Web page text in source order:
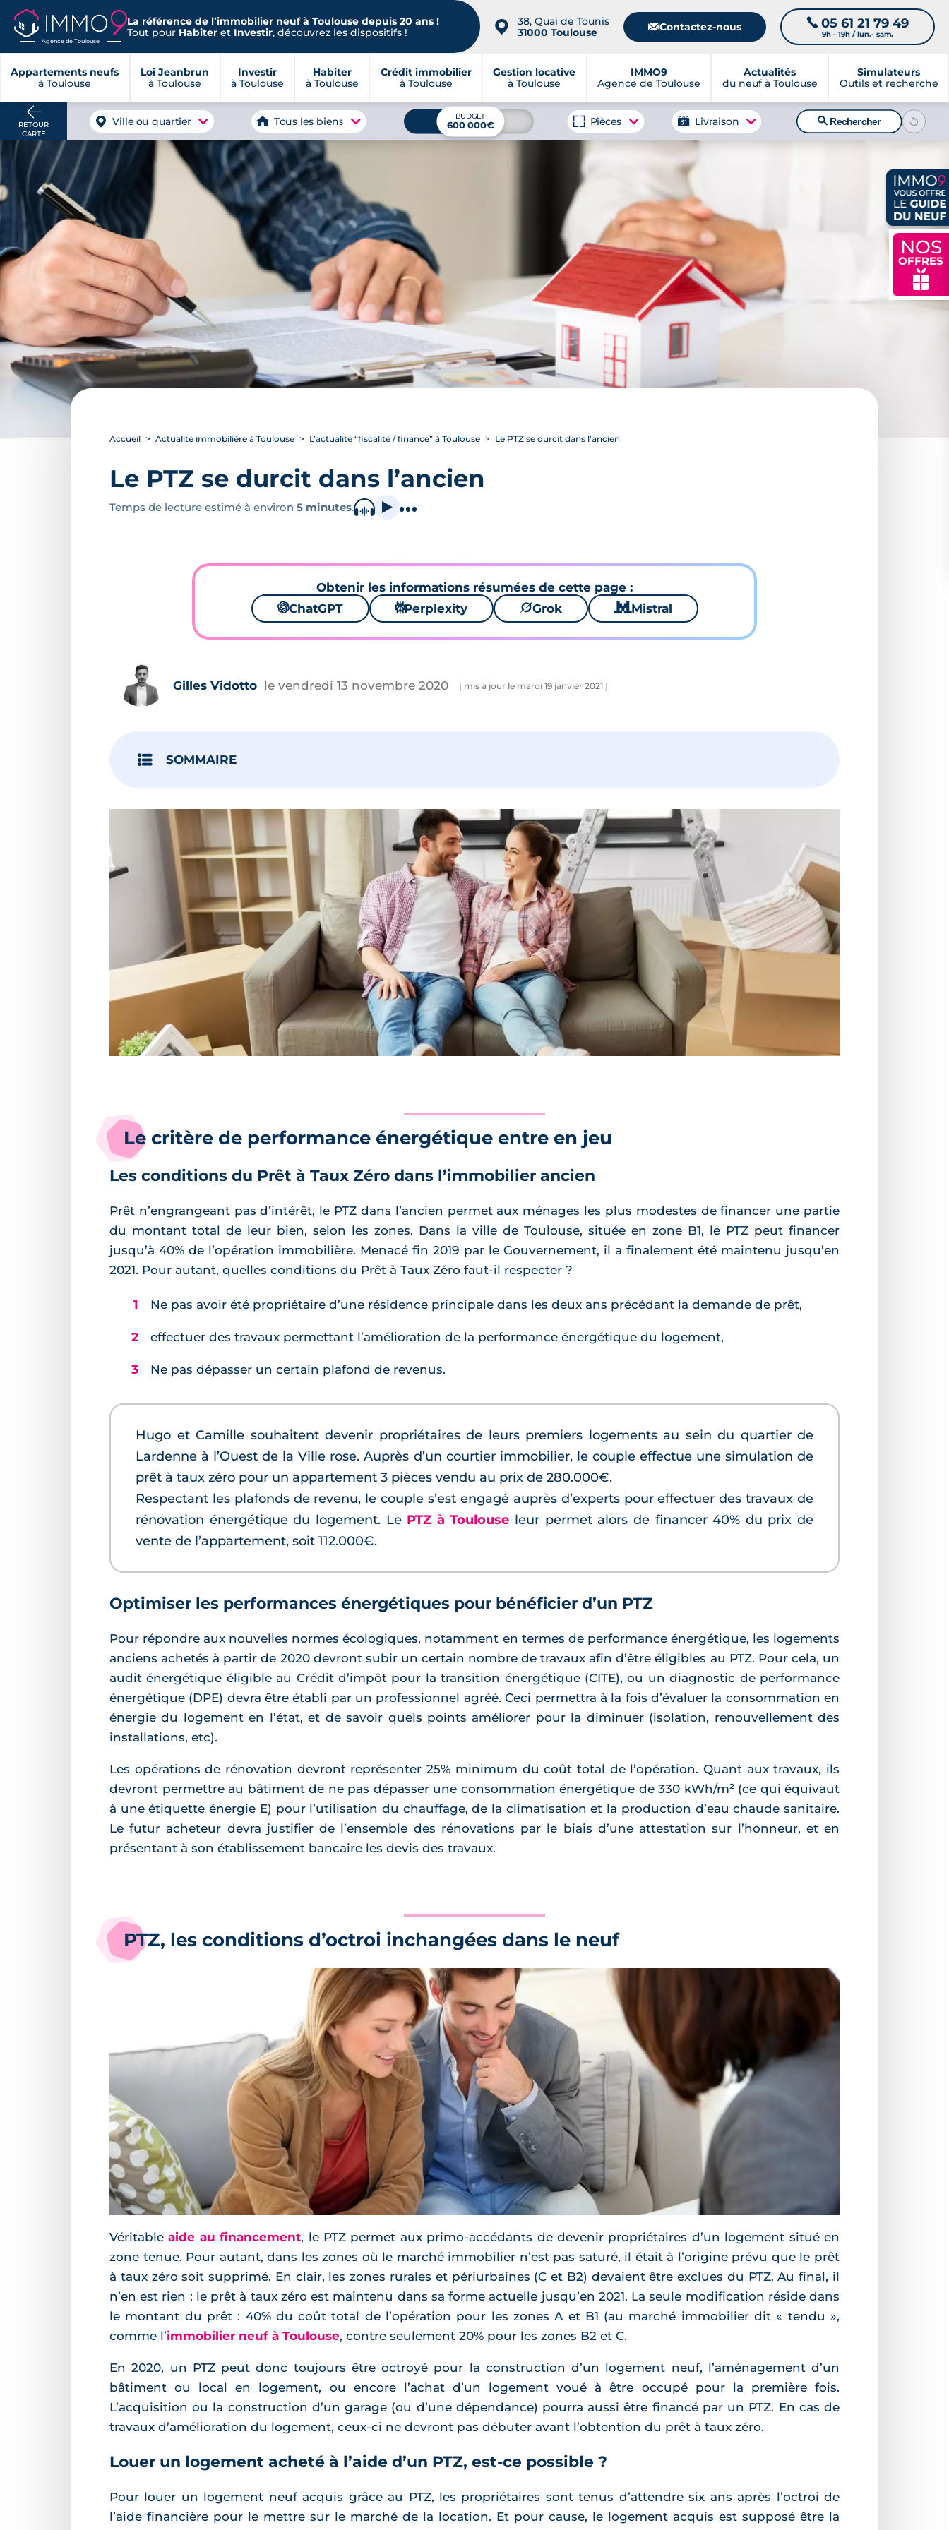
Agence de Toulouse
La référence de l’immobilier neuf à Toulouse depuis 20 ans !
Tout pour Habiter et Investir, découvrez les dispositifs ! 📍
38, Quai de Tounis
31000 Toulouse
📧Contactez-nous 📞 05 61 21 79 49
9h - 19h / lun.- sam.
Appartements neufs
à Toulouse
Loi Jeanbrun
à Toulouse
Investir
à Toulouse
Habiter
à Toulouse
Crédit immobilier
à Toulouse
Gestion locative
à Toulouse
IMMO9
Agence de Toulouse
Actualités
du neuf à Toulouse
Simulateurs
Outils et recherche
NOS
OFFRES
🎁
RETOUR
CARTE
Ville ou quartier Tous les biens BUDGET
600 000€ Pièces Livraison 🔍Rechercher
Accueil Actualité immobilière à Toulouse L’actualité “fiscalité / finance” à Toulouse Le PTZ se durcit dans l’ancien
Le PTZ se durcit dans l’ancien
Temps de lecture estimé à environ 5 minutes.
Obtenir les informations résumées de cette page :
🌌ChatGPT ⚙Perplexity 🪐Grok 🐱 Mistral
Gilles Vidotto le vendredi 13 novembre 2020 [ mis à jour le mardi 19 janvier 2021 ]
SOMMAIRE
Le critère de performance énergétique entre en jeu
Les conditions du Prêt à Taux Zéro dans l’immobilier ancien
Prêt n’engrangeant pas d’intérêt, le PTZ dans l’ancien permet aux ménages les plus modestes de financer une partie
du montant total de leur bien, selon les zones. Dans la ville de Toulouse, située en zone B1, le PTZ peut financer
jusqu’à 40% de l’opération immobilière. Menacé fin 2019 par le Gouvernement, il a finalement été maintenu jusqu’en
2021. Pour autant, quelles conditions du Prêt à Taux Zéro faut-il respecter ?
Ne pas avoir été propriétaire d’une résidence principale dans les deux ans précédant la demande de prêt,
effectuer des travaux permettant l’amélioration de la performance énergétique du logement,
Ne pas dépasser un certain plafond de revenus.
Hugo et Camille souhaitent devenir propriétaires de leurs premiers logements au sein du quartier de
Lardenne à l’Ouest de la Ville rose. Auprès d’un courtier immobilier, le couple effectue une simulation de
prêt à taux zéro pour un appartement 3 pièces vendu au prix de 280.000€.
Respectant les plafonds de revenu, le couple s’est engagé auprès d’experts pour effectuer des travaux de
rénovation énergétique du logement. Le PTZ à Toulouse leur permet alors de financer 40% du prix de
vente de l’appartement, soit 112.000€.
Optimiser les performances énergétiques pour bénéficier d’un PTZ
Pour répondre aux nouvelles normes écologiques, notamment en termes de performance énergétique, les logements
anciens achetés à partir de 2020 devront subir un certain nombre de travaux afin d’être éligibles au PTZ. Pour cela, un
audit énergétique éligible au Crédit d’impôt pour la transition énergétique (CITE), ou un diagnostic de performance
énergétique (DPE) devra être établi par un professionnel agréé. Ceci permettra à la fois d’évaluer la consommation en
énergie du logement en l’état, et de savoir quels points améliorer pour la diminuer (isolation, renouvellement des
installations, etc).
Les opérations de rénovation devront représenter 25% minimum du coût total de l’opération. Quant aux travaux, ils
devront permettre au bâtiment de ne pas dépasser une consommation énergétique de 330 kWh/m² (ce qui équivaut
à une étiquette énergie E) pour l’utilisation du chauffage, de la climatisation et la production d’eau chaude sanitaire.
Le futur acheteur devra justifier de l’ensemble des rénovations par le biais d’une attestation sur l’honneur, et en
présentant à son établissement bancaire les devis des travaux.
PTZ, les conditions d’octroi inchangées dans le neuf
Véritableaide au financement, le PTZ permet aux primo-accédants de devenir propriétaires d’un logement situé en
zone tenue. Pour autant, dans les zones où le marché immobilier n’est pas saturé, il était à l’origine prévu que le prêt
à taux zéro soit supprimé. En clair, les zones rurales et périurbaines (C et B2) devaient être exclues du PTZ. Au final, il
n’en est rien : le prêt à taux zéro est maintenu dans sa forme actuelle jusqu’en 2021. La seule modification réside dans
le montant du prêt : 40% du coût total de l’opération pour les zones A et B1 (au marché immobilier dit « tendu »,
comme l’immobilier neuf à Toulouse, contre seulement 20% pour les zones B2 et C.
En 2020, un PTZ peut donc toujours être octroyé pour la construction d’un logement neuf, l’aménagement d’un
bâtiment ou local en logement, ou encore l’achat d’un logement voué à être occupé pour la première fois.
L’acquisition ou la construction d’un garage (ou d’une dépendance) pourra aussi être financé par un PTZ. En cas de
travaux d’amélioration du logement, ceux-ci ne devront pas débuter avant l’obtention du prêt à taux zéro.
Louer un logement acheté à l’aide d’un PTZ, est-ce possible ?
Pour louer un logement neuf acquis grâce au PTZ, les propriétaires sont tenus d’attendre six ans après l’octroi de
l’aide financière pour le mettre sur le marché de la location. Et pour cause, le logement acquis est supposé être la